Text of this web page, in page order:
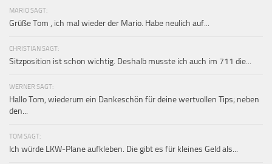
MARIO SAGT:
Grüße Tom , ich mal wieder der Mario. Habe neulich auf...
CHRISTIAN SAGT:
Sitzposition ist schon wichtig. Deshalb musste ich auch im 711 die...
WERNER SAGT:
Hallo Tom, wiederum ein Dankeschön für deine wertvollen Tips; neben
den...
TOM SAGT:
Ich würde LKW-Plane aufkleben. Die gibt es für kleines Geld als...